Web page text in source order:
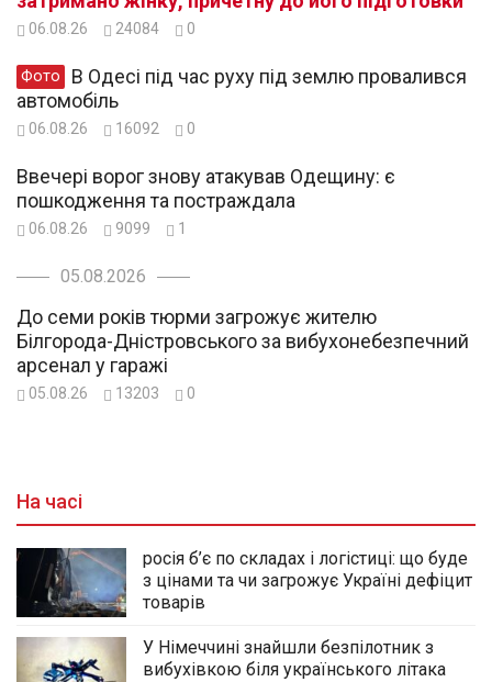
06.08.26 24084 0
Фото
автомобіль
06.08.26 16092 0
Ввечері ворог знову атакував Одещину: є
пошкодження та постраждала
06.08.26 9099 1
05.08.2026
До семи років тюрми загрожує жителю
Білгорода-Дністровського за вибухонебезпечний
арсенал у гаражі
05.08.26 13203 0
На часі
росія б’є по складах і логістиці: що буде
з цінами та чи загрожує Україні дефіцит
товарів
У Німеччині знайшли безпілотник з
вибухівкою біля українського літака